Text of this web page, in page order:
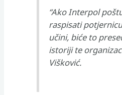
“Ako Interpol
raspisati
učini, biće to
istoriji te
Višković.